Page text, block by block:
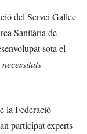
del Servei Gallec
Sanitària de
sota el
la Federació
participat experts